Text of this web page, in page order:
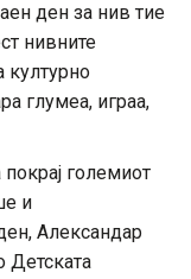
ден за нив тие
нивните
културно
глумеа, играа,
големиот
и
Александар
Детската